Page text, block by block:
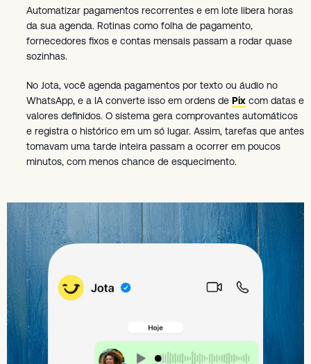
Automatizar pagamentos recorrentes e em lote libera horas
da sua agenda. Rotinas como folha de pagamento,
fornecedores fixos e contas mensais passam a rodar quase
sozinhas.
No Jota, você agenda pagamentos por texto ou áudio no
WhatsApp, e a IA converte isso em ordens de Pix com datas e
valores definidos. O sistema gera comprovantes automáticos
e registra o histórico em um só lugar. Assim, tarefas que antes
tomavam uma tarde inteira passam a ocorrer em poucos
minutos, com menos chance de esquecimento.